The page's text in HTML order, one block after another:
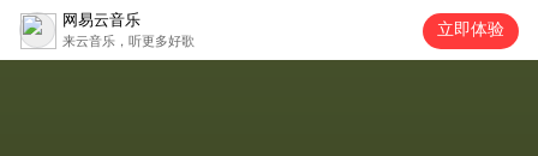
网易云音乐
来云音乐，听更多好歌
立即体验